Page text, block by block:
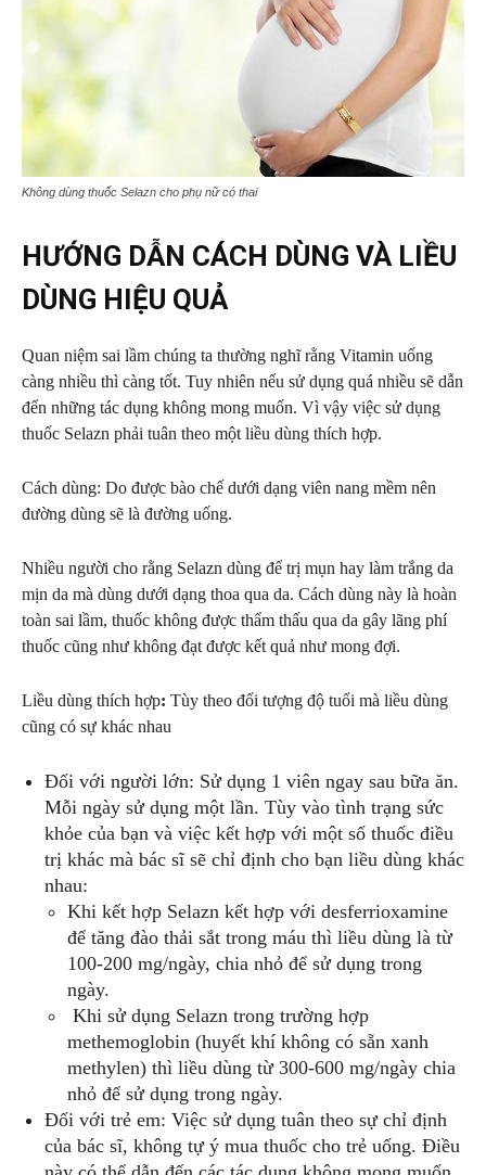
Không dùng thuốc Selazn cho phụ nữ có thai
HƯỚNG DẪN CÁCH DÙNG VÀ LIỀU
DÙNG HIỆU QUẢ
Quan niệm sai lầm chúng ta thường nghĩ rằng Vitamin uống
càng nhiều thì càng tốt. Tuy nhiên nếu sử dụng quá nhiều sẽ dẫn
đến những tác dụng không mong muốn. Vì vậy việc sử dụng
thuốc Selazn phải tuân theo một liều dùng thích hợp.
Cách dùng: Do được bào chế dưới dạng viên nang mềm nên
đường dùng sẽ là đường uống.
Nhiều người cho rằng Selazn dùng để trị mụn hay làm trắng da
mịn da mà dùng dưới dạng thoa qua da. Cách dùng này là hoàn
toàn sai lầm, thuốc không được thẩm thấu qua da gây lãng phí
thuốc cũng như không đạt được kết quả như mong đợi.
Liều dùng thích hợp: Tùy theo đối tượng độ tuổi mà liều dùng
cũng có sự khác nhau
Đối với người lớn: Sử dụng 1 viên ngay sau bữa ăn.
Mỗi ngày sử dụng một lần. Tùy vào tình trạng sức
khỏe của bạn và việc kết hợp với một số thuốc điều
trị khác mà bác sĩ sẽ chỉ định cho bạn liều dùng khác
nhau:
Khi kết hợp Selazn kết hợp với desferrioxamine
để tăng đào thải sắt trong máu thì liều dùng là từ
100-200 mg/ngày, chia nhỏ để sử dụng trong
ngày.
Khi sử dụng Selazn trong trường hợp
methemoglobin (huyết khí không có sẵn xanh
methylen) thì liều dùng từ 300-600 mg/ngày chia
nhỏ để sử dụng trong ngày.
Đối với trẻ em: Việc sử dụng tuân theo sự chỉ định
của bác sĩ, không tự ý mua thuốc cho trẻ uống. Điều